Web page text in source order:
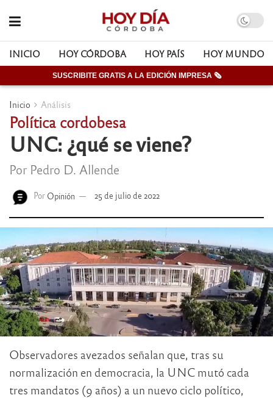
INICIO HOY CÓRDOBA HOY PAÍS HOY MUNDO
SUSCRIBITE GRATIS A LA EDICIÓN IMPRESA 🗞
Inicio Análisis
Política cordobesa
UNC: ¿qué se viene?
Por Pedro D. Allende
Por Opinión 25 de julio de 2022
Observadores avezados señalan que, tras su
normalización en democracia, la UNC mutó cada
tres mandatos (9 años) a un nuevo ciclo político,